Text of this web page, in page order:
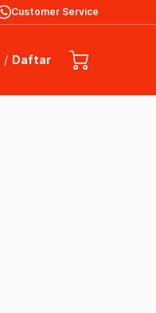
Customer Service
/ Daftar